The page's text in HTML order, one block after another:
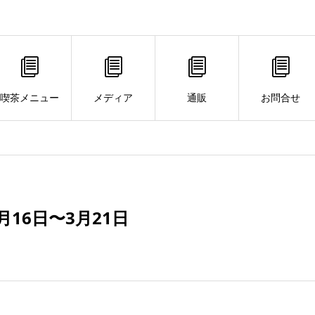
喫茶メニュー メディア 通販 お問合せ
16日〜3月21日